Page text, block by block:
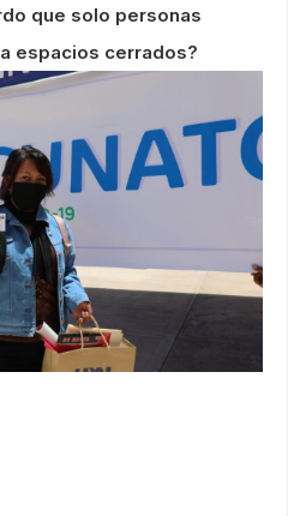
que solo personas
espacios cerrados?